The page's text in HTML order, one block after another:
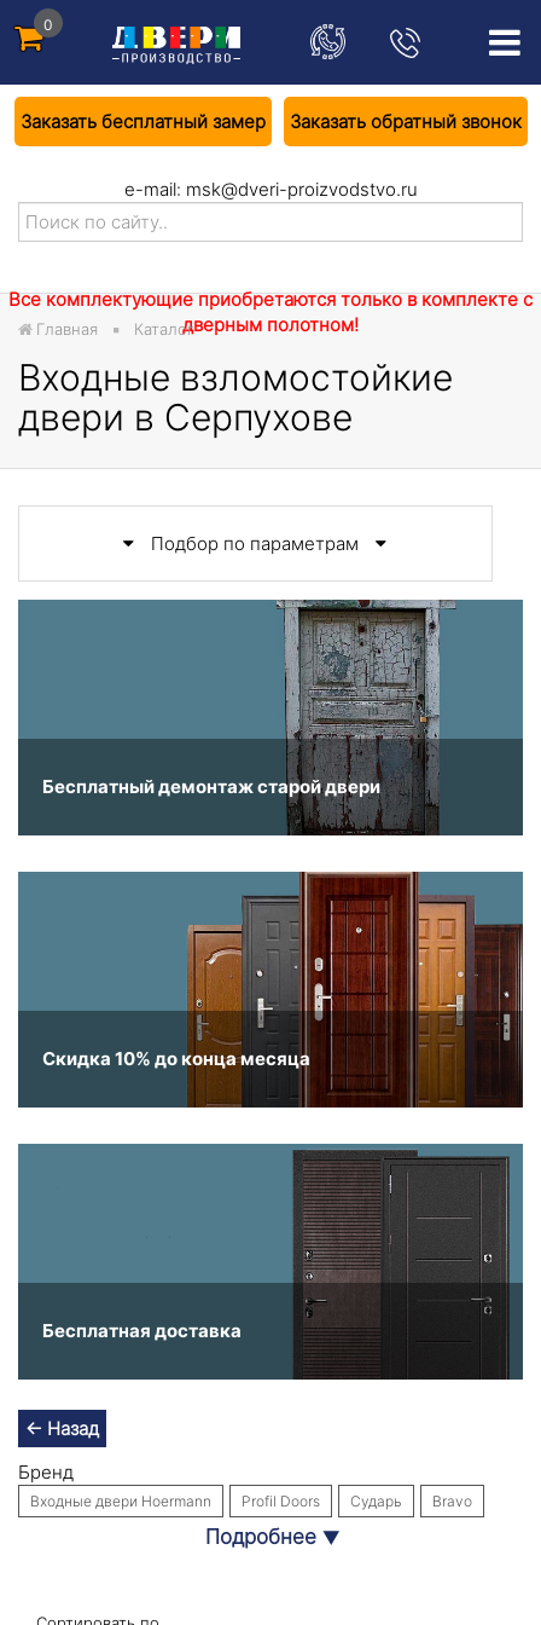
0
Заказать бесплатный замер Заказать обратный звонок
e-mail: msk@dveri-proizvodstvo.ru
Все комплектующие приобретаются только в комплекте с
дверным полотном!
Главная Каталог
Входные взломостойкие
двери в Серпухове
Подбор по параметрам
Бесплатный демонтаж старой двери
Скидка 10% до конца месяца
Бесплатная доставка
← Назад
Бренд
Входные двери Hoermann Profil Doors Сударь Bravo
Входные двери Labirint Doors Интекрон
Назначение
Подробнее ▼